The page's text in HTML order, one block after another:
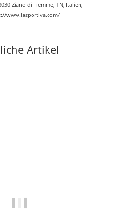
Ziano di Fiemme, TN, Italien,
www.lasportiva.com/
Artikel